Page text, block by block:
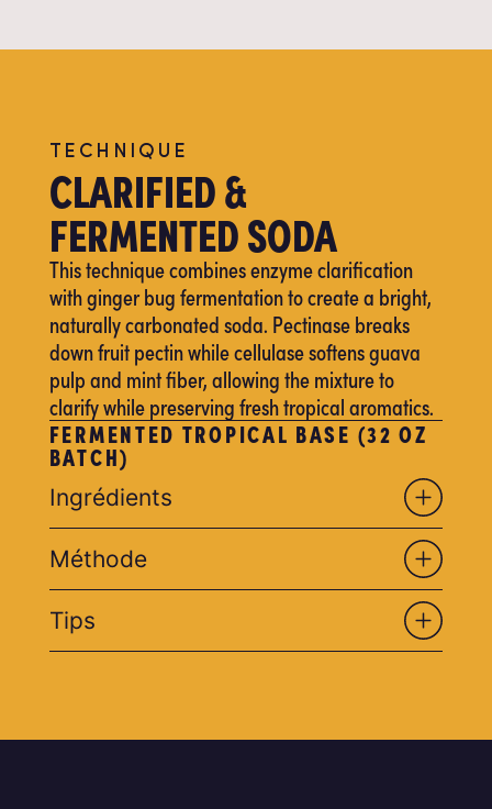
TECHNIQUE
CLARIFIED &
FERMENTED SODA
This technique combines enzyme clarification
with ginger bug fermentation to create a bright,
naturally carbonated soda. Pectinase breaks
down fruit pectin while cellulase softens guava
pulp and mint fiber, allowing the mixture to
clarify while preserving fresh tropical aromatics.
FERMENTED TROPICAL BASE (32 OZ
BATCH)
Ingrédients
Méthode
Tips